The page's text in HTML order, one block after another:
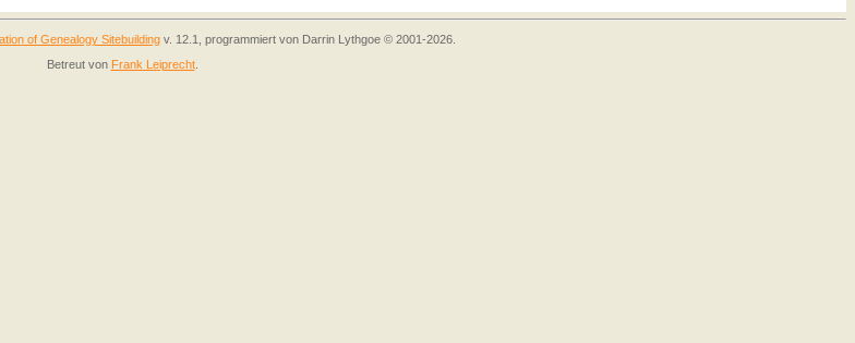
of Genealogy Sitebuildingv. 12.1, programmiert von Darrin Lythgoe © 2001-2026.
Betreut von Frank Leiprecht.